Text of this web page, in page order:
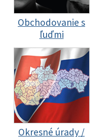
Obchodovanie s
ľuďmi
Okresné úrady /